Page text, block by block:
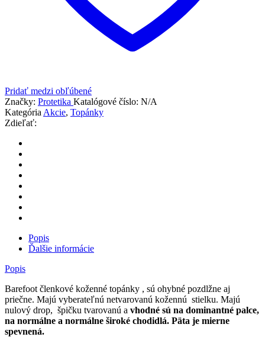
Pridať medzi obľúbené
Značky: Protetika Katalógové číslo: N/A
Kategória Akcie, Topánky
Zdieľať:
Popis
Ďalšie informácie
Popis
Barefoot členkové koženné topánky , sú ohybné pozdlžne aj
priečne. Majú vyberateľnú netvarovanú kožennú stielku. Majú
nulový drop, špičku tvarovanú a vhodné sú na dominantné palce,
na normálne a normálne široké chodidlá. Päta je mierne
spevnená.